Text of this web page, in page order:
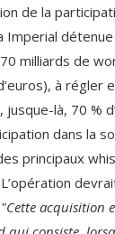
de la
Imperial
milliards de
à régler
là, 70 %
dans la
principaux
"Cette acquisition